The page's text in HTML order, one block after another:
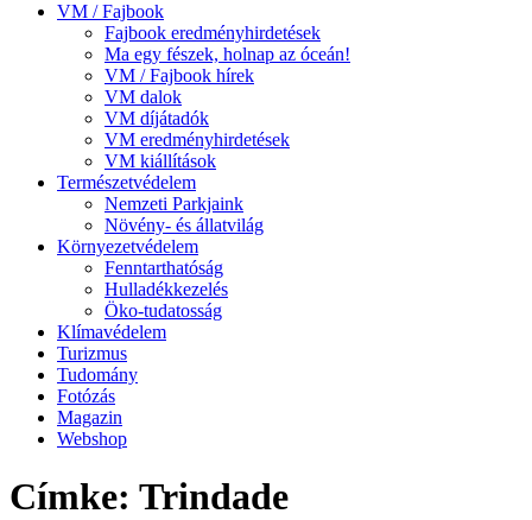
VM / Fajbook
Fajbook eredményhirdetések
Ma egy fészek, holnap az óceán!
VM / Fajbook hírek
VM dalok
VM díjátadók
VM eredményhirdetések
VM kiállítások
Természetvédelem
Nemzeti Parkjaink
Növény- és állatvilág
Környezetvédelem
Fenntarthatóság
Hulladékkezelés
Öko-tudatosság
Klímavédelem
Turizmus
Tudomány
Fotózás
Magazin
Webshop
Címke: Trindade